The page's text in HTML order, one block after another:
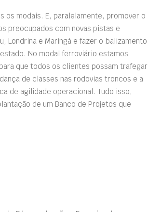
os modais. E, paralelamente, promover o
preocupados com novas pistas e
Londrina e Maringá e fazer o balizamento
No modal ferroviário estamos
que todos os clientes possam trafegar
de classes nas rodovias troncos e a
de agilidade operacional. Tudo isso,
de um Banco de Projetos que